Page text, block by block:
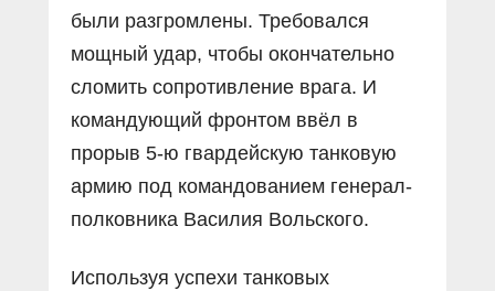
были разгромлены. Требовался
мощный удар, чтобы окончательно
сломить сопротивление врага. И
командующий фронтом ввёл в
прорыв 5-ю гвардейскую танковую
армию под командованием генерал-
полковника Василия Вольского.
Используя успехи танковых